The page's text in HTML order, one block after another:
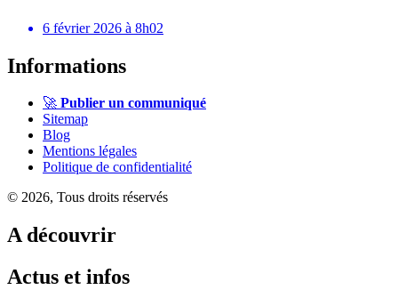
6 février 2026 à 8h02
Informations
🚀 Publier un communiqué
Sitemap
Blog
Mentions légales
Politique de confidentialité
© 2026, Tous droits réservés
A découvrir
Actus et infos